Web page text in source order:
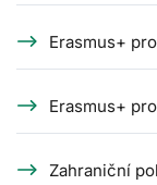
Erasmus+
Erasmus+
Zahraniční